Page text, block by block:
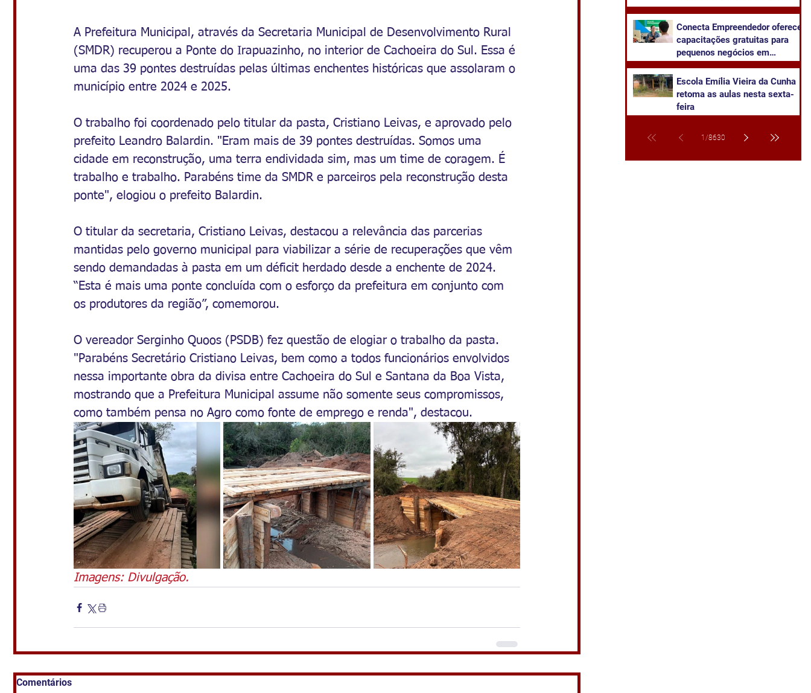
A Prefeitura Municipal, através da Secretaria Municipal de Desenvolvimento Rural
(SMDR) recuperou a Ponte do Irapuazinho, no interior de Cachoeira do Sul. Essa é
uma das 39 pontes destruídas pelas últimas enchentes históricas que assolaram o
município entre 2024 e 2025.
O trabalho foi coordenado pelo titular da pasta, Cristiano Leivas, e aprovado pelo
prefeito Leandro Balardin. "Eram mais de 39 pontes destruídas. Somos uma
cidade em reconstrução, uma terra endividada sim, mas um time de coragem. É
trabalho e trabalho. Parabéns time da SMDR e parceiros pela reconstrução desta
ponte", elogiou o prefeito Balardin.
O titular da secretaria, Cristiano Leivas, destacou a relevância das parcerias
mantidas pelo governo municipal para viabilizar a série de recuperações que vêm
sendo demandadas à pasta em um déficit herdado desde a enchente de 2024.
“Esta é mais uma ponte concluída com o esforço da prefeitura em conjunto com
os produtores da região”, comemorou.
O vereador Serginho Quoos (PSDB) fez questão de elogiar o trabalho da pasta.
"Parabéns Secretário Cristiano Leivas, bem como a todos funcionários envolvidos
nessa importante obra da divisa entre Cachoeira do Sul e Santana da Boa Vista,
mostrando que a Prefeitura Municipal assume não somente seus compromissos,
como também pensa no Agro como fonte de emprego e renda", destacou.
Imagens: Divulgação.
Comentários
Recomeçar em Candelária
Conecta Empreendedor oferece
capacitações gratuitas para
pequenos negócios em
​Escola Emília Vieira da Cunha
retoma as aulas nesta sexta-
feira
1 /8630